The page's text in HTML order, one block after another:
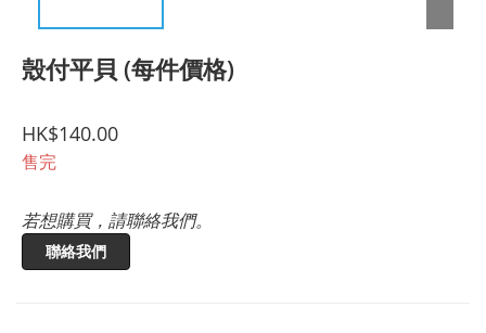
殼付平貝 (每件價格)
HK$140.00
售完
若想購買，請聯絡我們。
聯絡我們